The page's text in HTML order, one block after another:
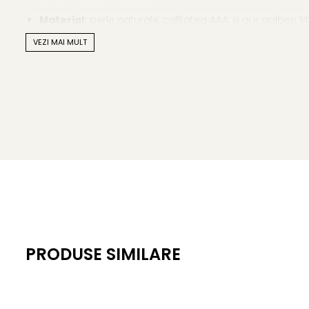
Mărimea perlelor:
VEZI MAI MULT
PRODUSE SIMILARE